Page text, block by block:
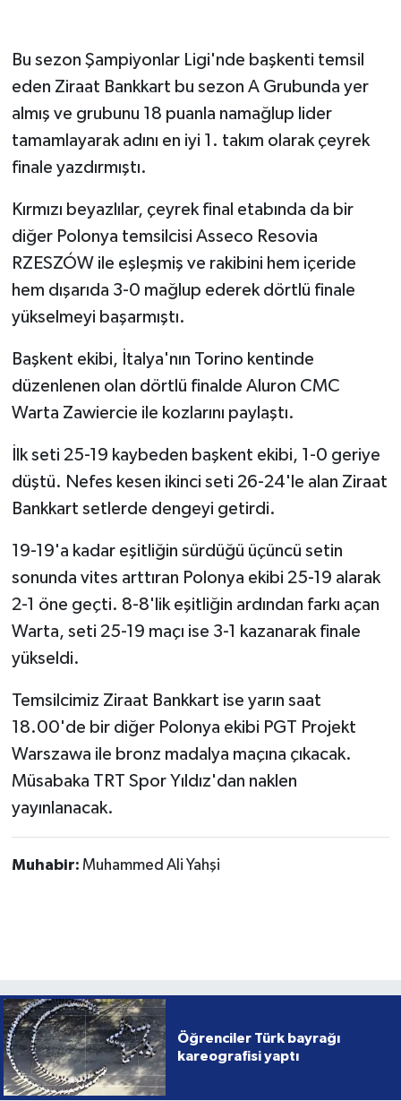
Bu sezon Şampiyonlar Ligi'nde başkenti temsil
eden Ziraat Bankkart bu sezon A Grubunda yer
almış ve grubunu 18 puanla namağlup lider
tamamlayarak adını en iyi 1. takım olarak çeyrek
finale yazdırmıştı.
Kırmızı beyazlılar, çeyrek final etabında da bir
diğer Polonya temsilcisi Asseco Resovia
RZESZÓW ile eşleşmiş ve rakibini hem içeride
hem dışarıda 3-0 mağlup ederek dörtlü finale
yükselmeyi başarmıştı.
Başkent ekibi, İtalya'nın Torino kentinde
düzenlenen olan dörtlü finalde Aluron CMC
Warta Zawiercie ile kozlarını paylaştı.
İlk seti 25-19 kaybeden başkent ekibi, 1-0 geriye
düştü. Nefes kesen ikinci seti 26-24'le alan Ziraat
Bankkart setlerde dengeyi getirdi.
19-19'a kadar eşitliğin sürdüğü üçüncü setin
sonunda vites arttıran Polonya ekibi 25-19 alarak
2-1 öne geçti. 8-8'lik eşitliğin ardından farkı açan
Warta, seti 25-19 maçı ise 3-1 kazanarak finale
yükseldi.
Temsilcimiz Ziraat Bankkart ise yarın saat
18.00'de bir diğer Polonya ekibi PGT Projekt
Warszawa ile bronz madalya maçına çıkacak.
Müsabaka TRT Spor Yıldız'dan naklen
yayınlanacak.
Muhabir: Muhammed Ali Yahşi
Öğrenciler Türk bayrağı
kareografisi yaptı